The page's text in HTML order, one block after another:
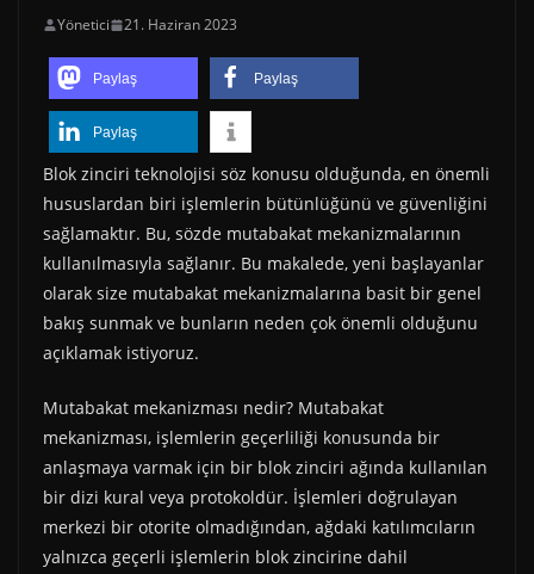
Yönetici 21. Haziran 2023
Paylaş Paylaş
Paylaş
Blok zinciri teknolojisi söz konusu olduğunda, en önemli
hususlardan biri işlemlerin bütünlüğünü ve güvenliğini
sağlamaktır. Bu, sözde mutabakat mekanizmalarının
kullanılmasıyla sağlanır. Bu makalede, yeni başlayanlar
olarak size mutabakat mekanizmalarına basit bir genel
bakış sunmak ve bunların neden çok önemli olduğunu
açıklamak istiyoruz.
Mutabakat mekanizması nedir? Mutabakat
mekanizması, işlemlerin geçerliliği konusunda bir
anlaşmaya varmak için bir blok zinciri ağında kullanılan
bir dizi kural veya protokoldür. İşlemleri doğrulayan
merkezi bir otorite olmadığından, ağdaki katılımcıların
yalnızca geçerli işlemlerin blok zincirine dahil